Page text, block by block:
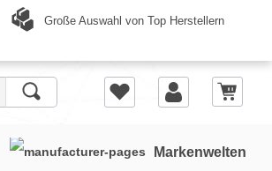
Große Auswahl von Top Herstellern
Markenwelten